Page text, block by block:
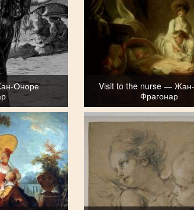
Оноре
Visit to the nurse —
Фрагонар